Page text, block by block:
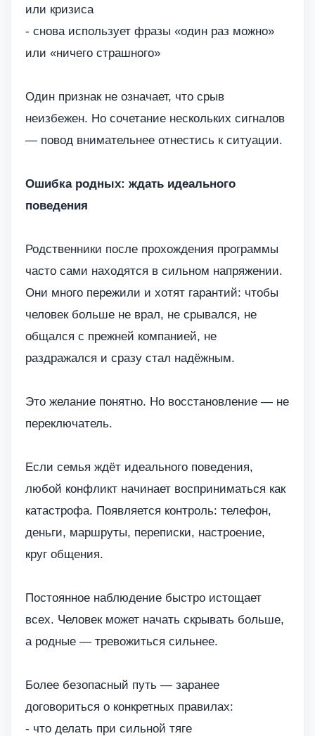
или кризиса
- снова использует фразы «один раз можно»
или «ничего страшного»
Один признак не означает, что срыв
неизбежен. Но сочетание нескольких сигналов
— повод внимательнее отнестись к ситуации.
Ошибка родных: ждать идеального
поведения
Родственники после прохождения программы
часто сами находятся в сильном напряжении.
Они много пережили и хотят гарантий: чтобы
человек больше не врал, не срывался, не
общался с прежней компанией, не
раздражался и сразу стал надёжным.
Это желание понятно. Но восстановление — не
переключатель.
Если семья ждёт идеального поведения,
любой конфликт начинает восприниматься как
катастрофа. Появляется контроль: телефон,
деньги, маршруты, переписки, настроение,
круг общения.
Постоянное наблюдение быстро истощает
всех. Человек может начать скрывать больше,
а родные — тревожиться сильнее.
Более безопасный путь — заранее
договориться о конкретных правилах:
- что делать при сильной тяге